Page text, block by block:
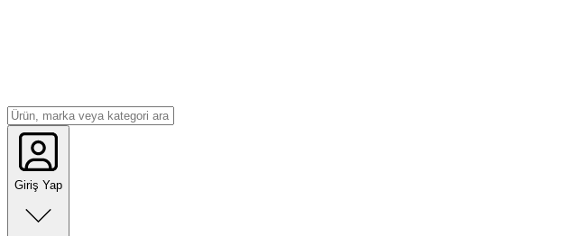
Giriş Yap